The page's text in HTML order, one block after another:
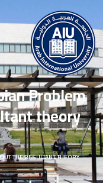
Problem
theory
THE RESULTANT THEORY